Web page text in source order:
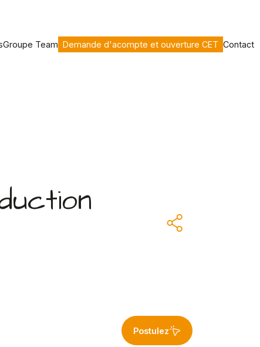
Groupe Team Demande d'acompte et ouverture CET Contact
Postulez